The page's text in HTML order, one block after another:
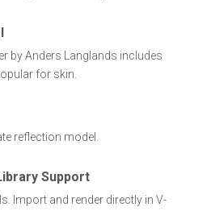
by Anders Langlands includes
for skin.
reflection model.
Support
Import and render directly in V-